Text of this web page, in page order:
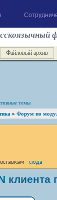
Файловый архив
темы
» Форум по
- сюда
клиента